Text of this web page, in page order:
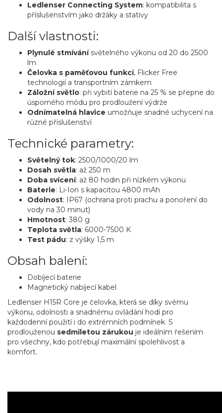
Ledlenser Connecting System: kompatibilita s
příslušenstvím jako držáky a stativy
Další vlastnosti:
Plynulé stmívánísvětelného výkonu od 20 do 2500
lm
Čelovka s paměťovou funkcí, Flicker Free
technologií a transportním zámkem
Záložní světlo: při vybití baterie na 25 % se přepne do
úsporného módu pro prodloužení výdrže
Odnímatelná hlavice umožňuje snadné uchycení na
různé příslušenství
Technické parametry:
Světelný tok: 2500/1000/20 lm
Dosah světla: až 250 m
Doba svícení: až 80 hodin při nízkém výkonu
Baterie: Li-Ion s kapacitou 4800 mAh
Odolnost: IP67 (ochrana proti prachu a ponoření do
vody na 30 minut)
Hmotnost: 380 g
Teplota světla: 6000-7500 K
Test pádu: z výšky 1,5 m
Obsah balení:
Dobíjecí baterie
Magnetický nabíjecí kabel
Ledlenser H15R Core je čelovka, která se díky svému
výkonu, odolnosti a snadnému ovládání hodí pro
každodenní použití i do extrémních podmínek. S
prodlouženou sedmiletou zárukou je ideálním řešením
pro všechny, kdo potřebují maximální spolehlivost a
komfort.